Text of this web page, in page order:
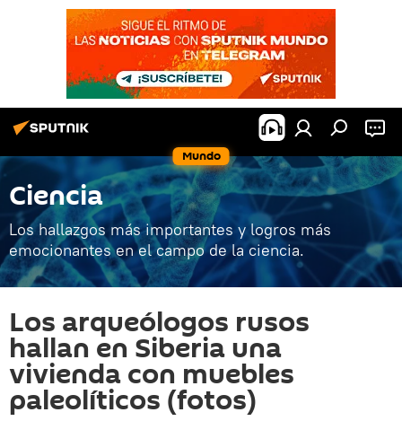
Mundo
Ciencia
Los hallazgos más importantes y logros más
emocionantes en el campo de la ciencia.
Los arqueólogos rusos
hallan en Siberia una
vivienda con muebles
paleolíticos (fotos)